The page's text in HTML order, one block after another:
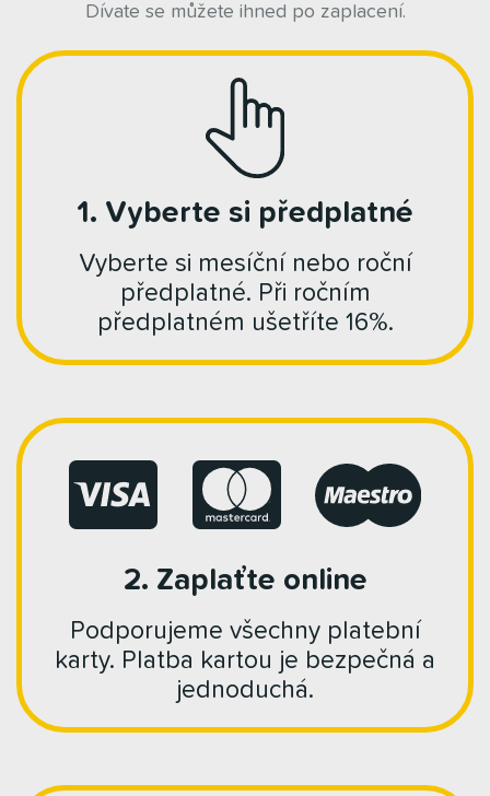
Dívate se můžete ihned po zaplacení.
1. Vyberte si předplatné
Vyberte si mesíční nebo roční
předplatné. Při ročním
předplatném ušetříte 16%.
2. Zaplaťte online
Podporujeme všechny platební
karty. Platba kartou je bezpečná a
jednoduchá.